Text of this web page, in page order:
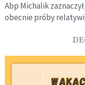
Abp Michalik
obecnie próby